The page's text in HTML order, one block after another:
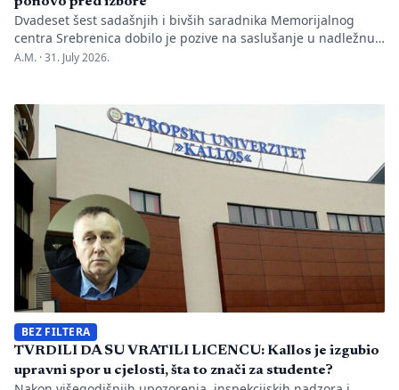
Dvadeset šest sadašnjih i bivših saradnika Memorijalnog
centra Srebrenica dobilo je pozive na saslušanje u nadležnu
policijsku stanicu po nalogu Okružnog javnog tužilaštva u
nakon predstavljanja godišnjeg Izvještaja o negiranju
genocida. Iz Memorijalnog centra upozoravaju da se
istovremeno pozivanje […]
A.M. ·31. July 2026.
BEZ FILTERA
TVRDILI DA SU VRATILI LICENCU: Kallos je izgubio
upravni spor u cjelosti, šta to znači za studente?